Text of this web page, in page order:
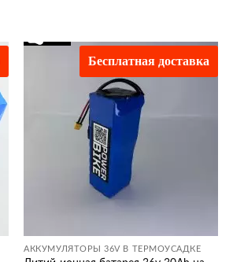
Бесплатная доставка
бажань
АККУМУЛЯТОРЫ 36V В ТЕРМОУСАДКЕ